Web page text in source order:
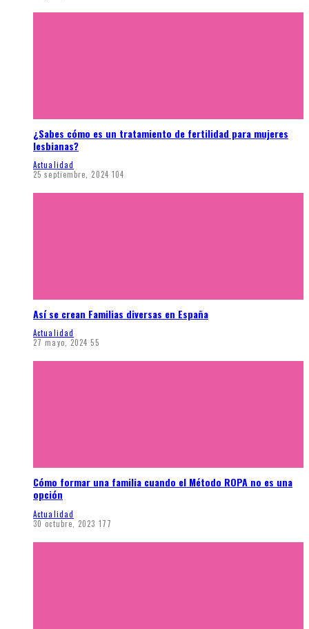
¿Sabes cómo es un tratamiento de fertilidad para mujeres
lesbianas?
Actualidad
25 septiembre, 2024 104
Así se crean Familias diversas en España
Actualidad
27 mayo, 2024 55
Cómo formar una familia cuando el Método ROPA no es una
opción
Actualidad
30 octubre, 2023 177